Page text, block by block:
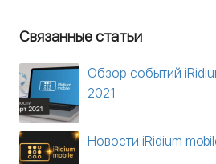
Связанные статьи
Обзор событий
2021
Новости iRidium